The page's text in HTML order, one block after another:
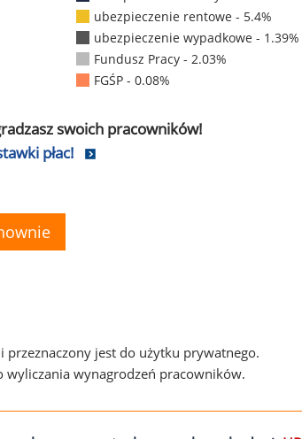
ubezpieczenie rentowe - 5.4%
ubezpieczenie wypadkowe - 1.39%
Fundusz Pracy - 2.03%
FGŚP - 0.08%
swoich pracowników!
płac!
jest do użytku prywatnego.
wynagrodzeń pracowników.